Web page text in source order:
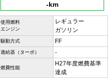
-km
使用燃料
エンジン
レギュラー
ガソリン
駆動方式 FF
過給器（ターボ） -
燃費性能
H27年度燃費基準
達成